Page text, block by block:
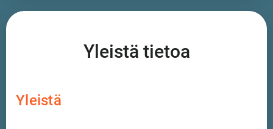
Yleistä tietoa
Yleistä